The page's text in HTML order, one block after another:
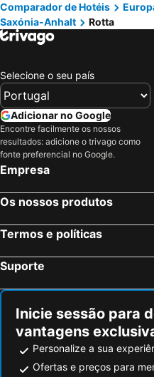
Großenhain, Saxónia Hotéis
Dallgow-Döberitz, Brandenburgo Hotéis
Kemberg, Saxónia-Anhalt Hotéis
Leipzig, Saxónia Hotéis
Bad Harzburg, Baixa Saxónia Hotéis
Halle, Saxónia-Anhalt Hotéis
Wolfsburg, Baixa Saxónia Hotéis
Berlim, Berlim Hotéis
Colónia, Renânia do Norte-Vestfália Hotéis
Dusseldorf, Renânia do Norte-Vestfália Hotéis
Dresden, Saxónia Hotéis
Comparador de Hotéis
Saxónia-Anhalt
Rotta
Selecione o seu país
Adicionar no Google
Encontre facilmente os nossos
resultados: adicione o trivago como
fonte preferencial no Google.
Empresa
Os nossos produtos
Termos e políticas
Suporte
Inicie sessão para
vantagens
Personalize a sua
Ofertas e preços para